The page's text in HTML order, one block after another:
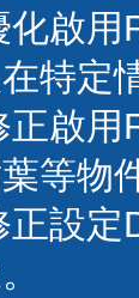
化啟用
特定
正啟用
等物
正設